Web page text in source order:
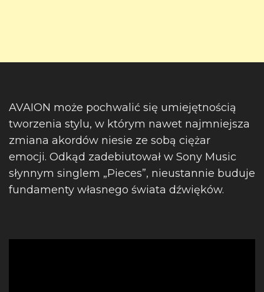
AVAION może pochwalić się umiejętnością
tworzenia stylu, w którym nawet najmniejsza
zmiana akordów niesie ze sobą ciężar
emocji. Odkąd zadebiutował w Sony Music
słynnym singlem „Pieces”, nieustannie buduje
fundamenty własnego świata dźwięków.